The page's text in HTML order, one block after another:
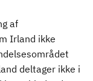
af
Irland ikke
deltager ikke i